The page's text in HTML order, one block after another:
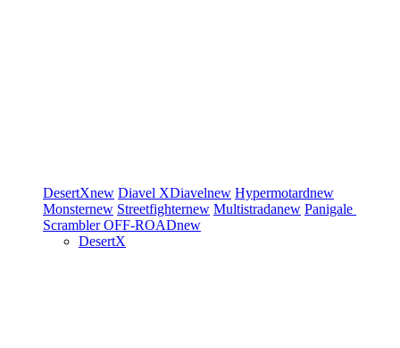
DesertXnew Diavel XDiavelnew Hypermotardnew
Monsternew Streetfighternew Multistradanew Panigale
ScramblerOFF-ROADnew
DesertX